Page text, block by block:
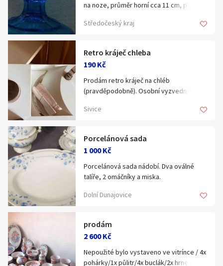
na noze, průměr horní cca 11 cm, průměr
hloubka misky 2,5 cm, bez oťuků,
Středočeský kraj
Retro kráječ chleba
190 Kč
Prodám retro kráječ na chléb
(pravděpodobně). Osobní vyzvednutí
Sivice
Porcelánová sada
1 000 Kč
Porcelánová sada nádobí. Dva oválné
talíře, 2 omáčníky a miska.
Dolní Dunajovice
prodám
2 600 Kč
Nepoužité bylo vystaveno ve vitrínce / 4x
pohárky/1x půlitr/4x buclák/2x hrnek/1x